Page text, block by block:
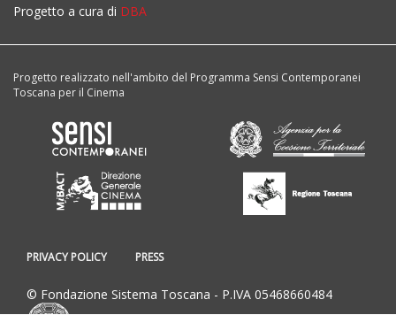
Progetto a cura di DBA
Progetto realizzato nell'ambito del Programma Sensi Contemporanei
Toscana per il Cinema
PRIVACY POLICY PRESS
© Fondazione Sistema Toscana - P.IVA 05468660484